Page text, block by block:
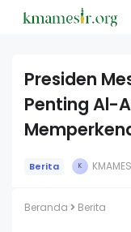
Presiden
Penting Al-
Berita K
Beranda Berita